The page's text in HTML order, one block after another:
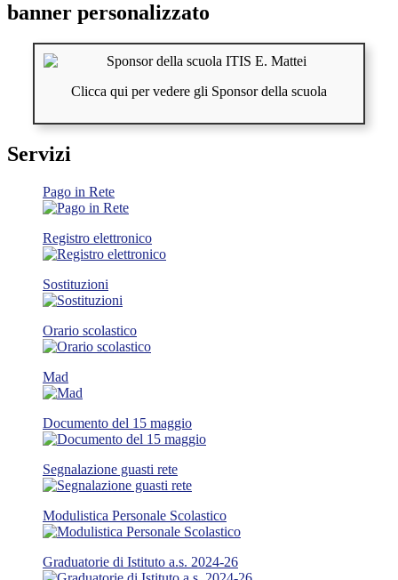
banner personalizzato
Clicca qui per vedere gli Sponsor della scuola
Servizi
Pago in Rete
Registro elettronico
Sostituzioni
Orario scolastico
Mad
Documento del 15 maggio
Segnalazione guasti rete
Modulistica Personale Scolastico
Graduatorie di Istituto a.s. 2024-26